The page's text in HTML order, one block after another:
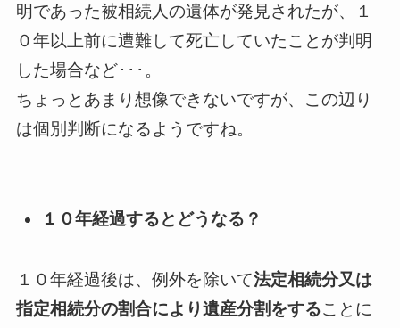
明であった被相続人の遺体が発見されたが、１
０年以上前に遭難して死亡していたことが判明
した場合など･･･。
ちょっとあまり想像できないですが、この辺り
は個別判断になるようですね。
１０年経過するとどうなる？
１０年経過後は、例外を除いて法定相続分又は
指定相続分の割合により遺産分割をすることに